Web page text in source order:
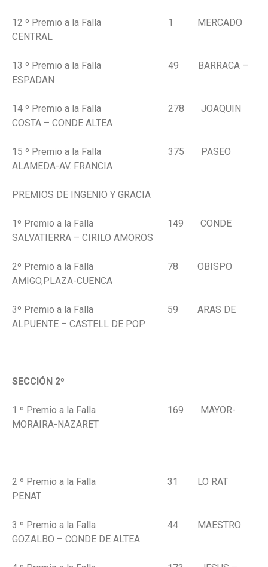
12 º Premio a la Falla 1 MERCADO
CENTRAL
13 º Premio a la Falla 49 BARRACA –
ESPADAN
14 º Premio a la Falla 278 JOAQUIN
COSTA – CONDE ALTEA
15 º Premio a la Falla 375 PASEO
ALAMEDA-AV. FRANCIA
PREMIOS DE INGENIO Y GRACIA
1º Premio a la Falla 149 CONDE
SALVATIERRA – CIRILO AMOROS
2º Premio a la Falla 78 OBISPO
AMIGO,PLAZA-CUENCA
3º Premio a la Falla 59 ARAS DE
ALPUENTE – CASTELL DE POP
SECCIÓN 2º
1 º Premio a la Falla 169 MAYOR-
MORAIRA-NAZARET
2 º Premio a la Falla 31 LO RAT
PENAT
3 º Premio a la Falla 44 MAESTRO
GOZALBO – CONDE DE ALTEA